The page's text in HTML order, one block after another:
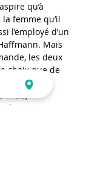
qu’à
femme qu’il
l’employé d’un
Mais
les deux
choix que de
les
mois,
de nos trois